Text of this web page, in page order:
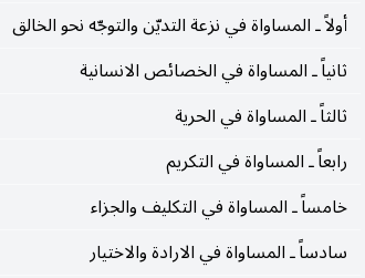
أولاً ـ المساواة في نزعة التديّن والتوجّه نحو الخالق
ثانياً ـ المساواة في الخصائص الانسانية
ثالثاً ـ المساواة في الحرية
رابعاً ـ المساواة في التكريم
خامساً ـ المساواة في التكليف والجزاء
سادساً ـ المساواة في الارادة والاختيار